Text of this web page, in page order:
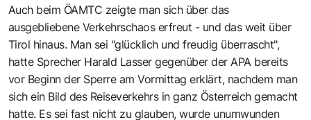
Auch beim ÖAMTC zeigte man sich über das
ausgebliebene Verkehrschaos erfreut - und das weit über
Tirol hinaus. Man sei "glücklich und freudig überrascht",
hatte Sprecher Harald Lasser gegenüber der APA bereits
vor Beginn der Sperre am Vormittag erklärt, nachdem man
sich ein Bild des Reiseverkehrs in ganz Österreich gemacht
hatte. Es sei fast nicht zu glauben, wurde unumwunden